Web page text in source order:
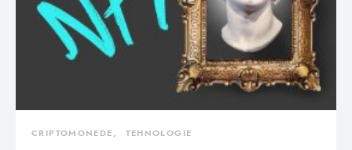
CRIPTOMONEDE TEHNOLOGIE